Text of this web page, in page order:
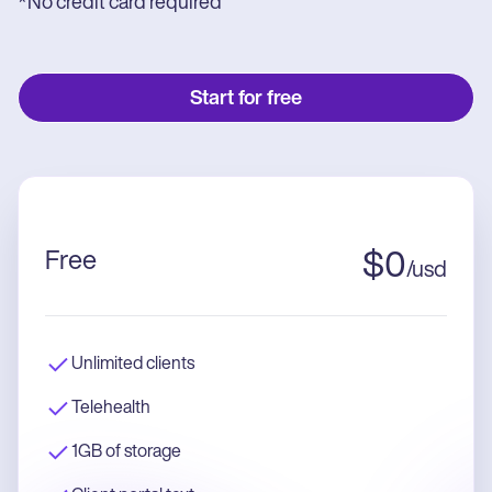
Start for free
Free $0/usd
Unlimited clients
Telehealth
1GB of storage